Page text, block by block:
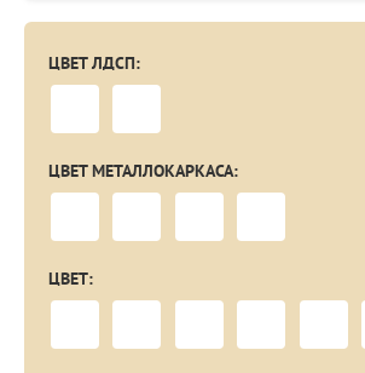
ЦВЕТ ЛДСП:
ЦВЕТ МЕТАЛЛОКАРКАСА:
ЦВЕТ: